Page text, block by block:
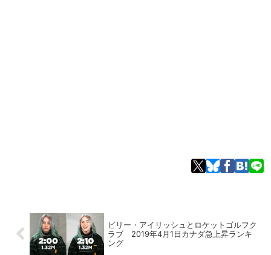
ビリー・アイリッシュとロケットゴルフク
ラブ 2019年4月1日カナダ急上昇ランキ
ング